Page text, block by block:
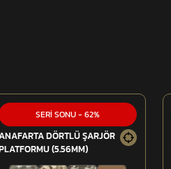
SERİ SONU- 62%
DÖRTLÜ ŞARJÖR
(5.56MM)